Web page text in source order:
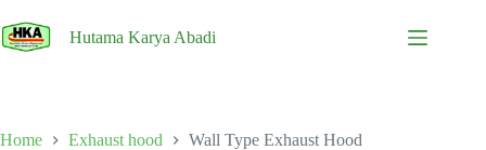
to
content
Hutama Karya Abadi
Home Exhaust hood Wall Type Exhaust Hood